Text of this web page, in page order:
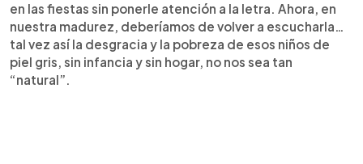
en las fiestas sin ponerle atención a la letra. Ahora, en
nuestra madurez, deberíamos de volver a escucharla…
tal vez así la desgracia y la pobreza de esos niños de
piel gris, sin infancia y sin hogar, no nos sea tan
“natural”.